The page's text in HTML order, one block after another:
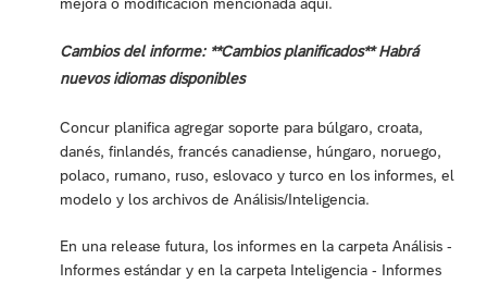
mejora o modificación mencionada aquí.
Cambios del informe: **Cambios planificados** Habrá
nuevos idiomas disponibles
Concur planifica agregar soporte para búlgaro, croata,
danés, finlandés, francés canadiense, húngaro, noruego,
polaco, rumano, ruso, eslovaco y turco en los informes, el
modelo y los archivos de Análisis/Inteligencia.
En una release futura, los informes en la carpeta Análisis -
Informes estándar y en la carpeta Inteligencia - Informes